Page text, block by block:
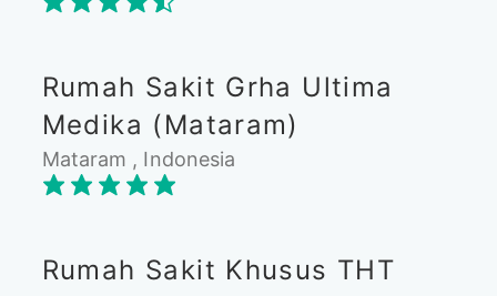
Rumah Sakit Grha Ultima
Medika (Mataram)
Mataram , Indonesia
Rumah Sakit Khusus THT